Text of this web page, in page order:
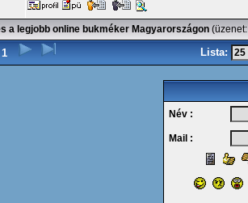
a legjobb online bukméker Magyarországon (üzenet:
Lista:
Név :
Mail :